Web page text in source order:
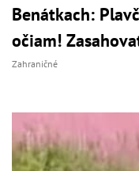
Benátkach:
očiam!
Zahraničné